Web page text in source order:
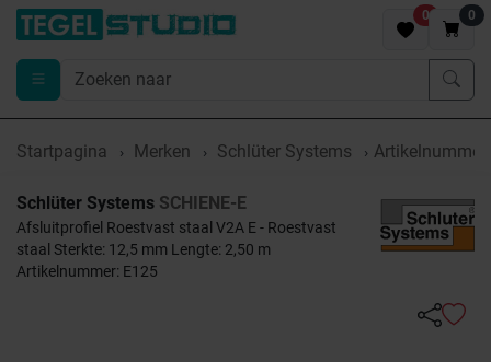
0 0
Startpagina Merken Schlüter Systems Artikelnummer
Schlüter Systems SCHIENE-E
Afsluitprofiel Roestvast staal V2A E - Roestvast
staal Sterkte: 12,5 mm Lengte: 2,50 m
Artikelnummer: E125